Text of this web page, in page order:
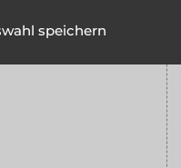
speichern